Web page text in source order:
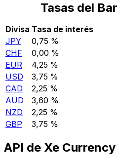
Tasas del
Divisa Tasa de interés
JPY
0,75 %
CHF
0,00 %
EUR
4,25 %
USD
3,75 %
CAD
2,25 %
AUD
3,60 %
NZD
2,25 %
GBP
3,75 %
API de Xe